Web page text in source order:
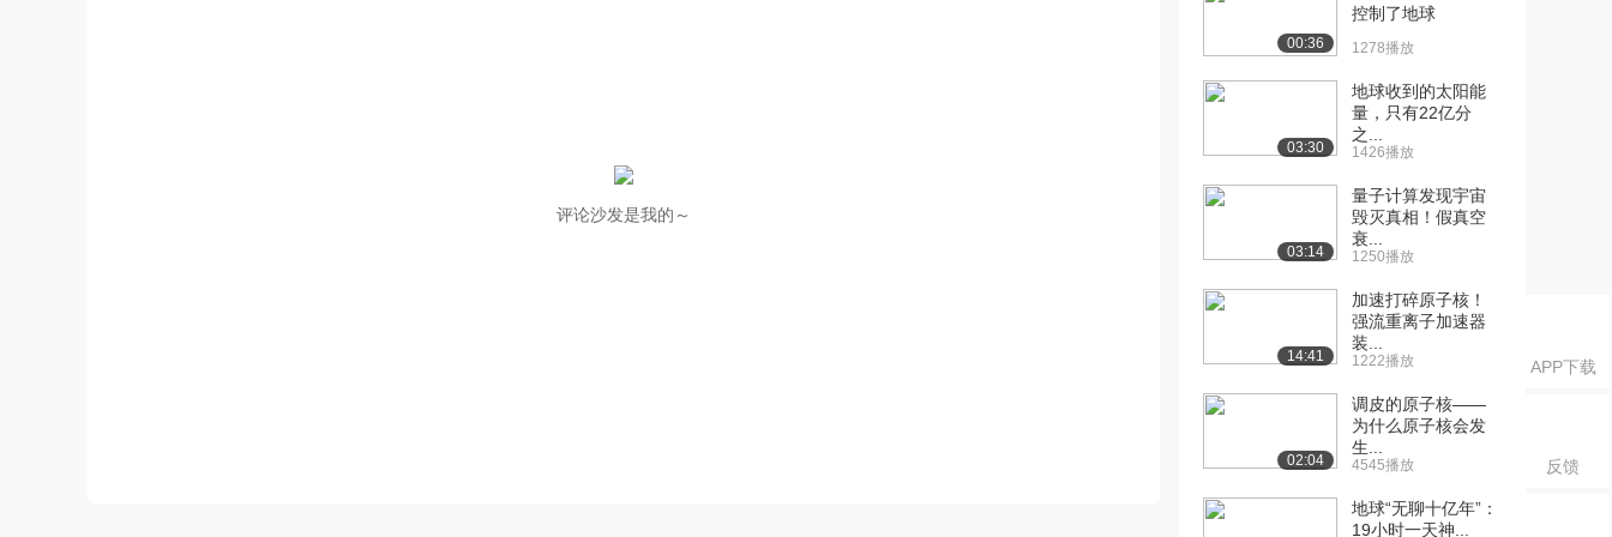
APP下载
反馈
评论沙发是我的～
00:36
控制了地球
1278播放
03:30
地球收到的太阳能
量，只有22亿分
之...
1426播放
03:14
量子计算发现宇宙
毁灭真相！假真空
衰...
1250播放
14:41
加速打碎原子核！
强流重离子加速器
装...
1222播放
02:04
调皮的原子核——
为什么原子核会发
生...
4545播放
地球“无聊十亿年”：
19小时一天神...